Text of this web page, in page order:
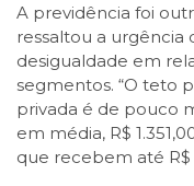
A previdência foi
ressaltou a urgência
desigualdade em
segmentos. “O teto
privada é de pouco
em média, R$
que recebem até R$